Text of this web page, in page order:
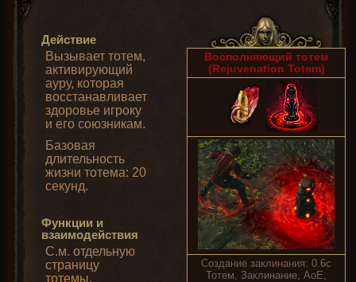
Действие
Вызывает тотем,
активирующий
ауру, которая
восстанавливает
здоровье игроку
и его союзникам.
Базовая
длительность
жизни тотема: 20
секунд.
Функции и
взаимодействия
С.м. отдельную
страницу
тотемы.
Восполняющий тотем
(Rejuvenation Totem)
Создание заклинания: 0.6с
Тотем, Заклинание, AoE,